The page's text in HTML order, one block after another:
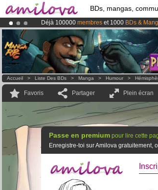
BDs, mangas,
Déjà 100000 membres et 1000 BDs &
LeKickstarter Amilova est désormais lancé!.
Abonnement premium: à partir de
3.95
Accueil > Liste Des BDs > Manga > Humour >
Favoris Partager Plein écran
Passe en premium pour lire cette
Enregistre-toi sur Amilova gratuitement,